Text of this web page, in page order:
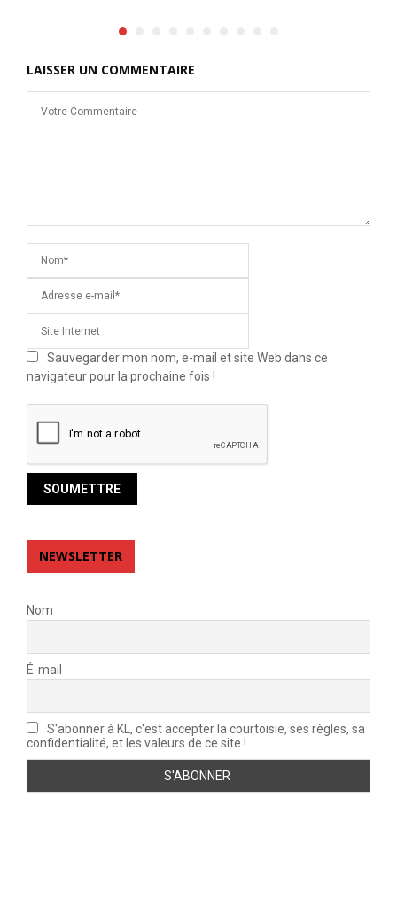
LAISSER UN COMMENTAIRE
Sauvegarder mon nom, e-mail et site Web dans ce
navigateur pour la prochaine fois !
NEWSLETTER
Nom
É-mail
S'abonner à KL, c'est accepter la courtoisie, ses règles, sa
confidentialité, et les valeurs de ce site !